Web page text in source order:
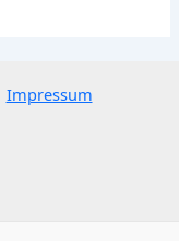
Impressum